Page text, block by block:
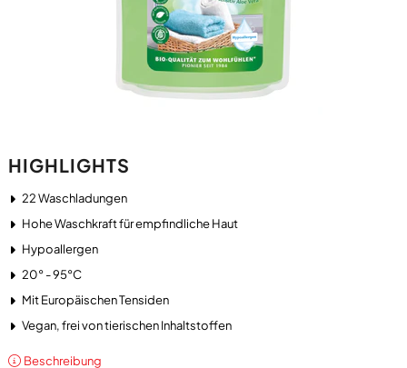
HIGHLIGHTS
22 Waschladungen
Hohe Waschkraft für empfindliche Haut
Hypoallergen
20° - 95°C
Mit Europäischen Tensiden
Vegan, frei von tierischen Inhaltstoffen
Beschreibung